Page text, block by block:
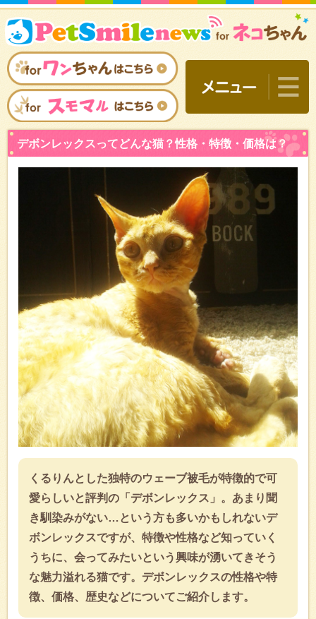
デボンレックスってどんな
くるりんとした独特のウェーブ被毛が特徴的で可
愛らしいと評判の「デボンレックス」。あまり聞
き馴染みがない…という方も多いかもしれないデ
ボンレックスですが、特徴や性格など知っていく
うちに、会ってみたいという興味が湧いてきそう
な魅力溢れる猫です。デボンレックスの性格や特
徴、価格、歴史などについてご紹介します。